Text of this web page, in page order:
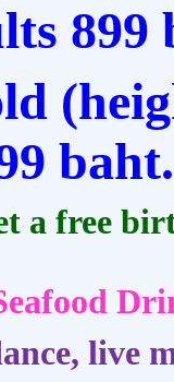
899
baht.
a free
live